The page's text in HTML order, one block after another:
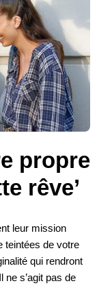
propre
rêve’
leur mission
teintées de votre
qui rendront
s’agit pas de